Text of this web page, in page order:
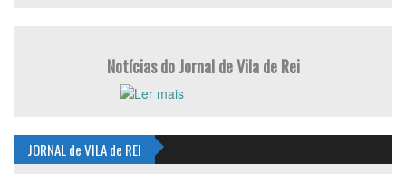
Notícias do Jornal de Vila de Rei
JORNAL de VILA de REI